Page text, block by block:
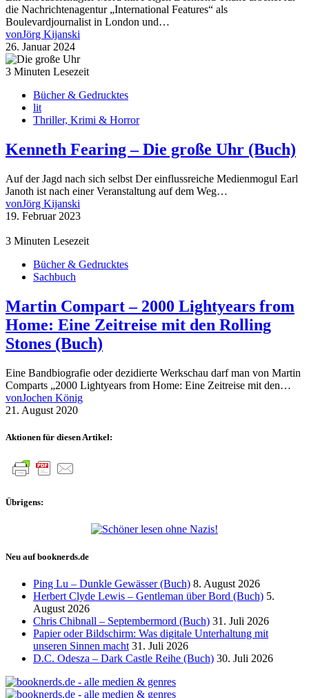
die Nachrichtenagentur „International Features“ als
Boulevardjournalist in London und…
vonJörg Kijanski
26. Januar 2024
3 Minuten Lesezeit
Bücher & Gedrucktes
lit
Thriller, Krimi & Horror
Kenneth Fearing – Die große Uhr (Buch)
Auf der Jagd nach sich selbst Der einflussreiche Medienmogul Earl
Janoth ist nach einer Veranstaltung auf dem Weg…
vonJörg Kijanski
19. Februar 2023
3 Minuten Lesezeit
Bücher & Gedrucktes
Sachbuch
Martin Compart – 2000 Lightyears from
Home: Eine Zeitreise mit den Rolling
Stones (Buch)
Eine Bandbiografie oder dezidierte Werkschau darf man von Martin
Comparts „2000 Lightyears from Home: Eine Zeitreise mit den…
vonJochen König
21. August 2020
Aktionen für diesen Artikel:
Übrigens:
Neu auf booknerds.de
Ping Lu – Dunkle Gewässer (Buch) 8. August 2026
Herbert Clyde Lewis – Gentleman über Bord (Buch) 5.
August 2026
Chris Chibnall – Septembermord (Buch) 31. Juli 2026
Papier oder Bildschirm: Was digitale Unterhaltung mit
unseren Sinnen macht 31. Juli 2026
D.C. Odesza – Dark Castle Reihe (Buch) 30. Juli 2026